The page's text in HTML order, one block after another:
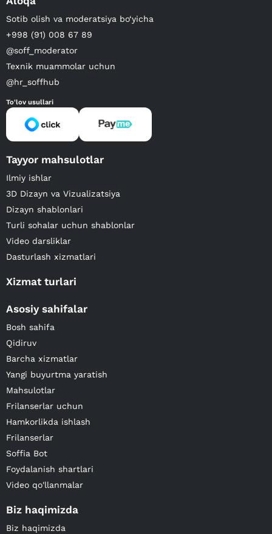
Sotib olish va moderatsiya bo‘yicha
+998 (91) 008 67 89
@soff_moderator
Texnik muammolar uchun
@hr_soffhub
To'lov usullari
Tayyor mahsulotlar
Ilmiy ishlar
3D Dizayn va Vizualizatsiya
Dizayn shablonlari
Turli sohalar uchun shablonlar
Video darsliklar
Dasturlash xizmatlari
Xizmat turlari
Asosiy sahifalar
Bosh sahifa
Qidiruv
Barcha xizmatlar
Yangi buyurtma yaratish
Mahsulotlar
Frilanserlar uchun
Hamkorlikda ishlash
Frilanserlar
Soffia Bot
Foydalanish shartlari
Video qo'llanmalar
Biz haqimizda
Biz haqimizda